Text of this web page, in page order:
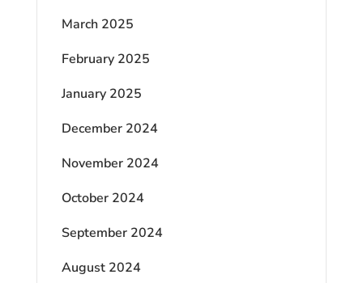
March 2025
February 2025
January 2025
December 2024
November 2024
October 2024
September 2024
August 2024